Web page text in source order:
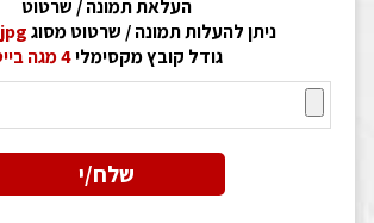
העלאת תמונה / שרטוט
ניתן להעלות תמונה / שרטוט מסוגjpg
גודל קובץ מקסימלי4 מגה בייט